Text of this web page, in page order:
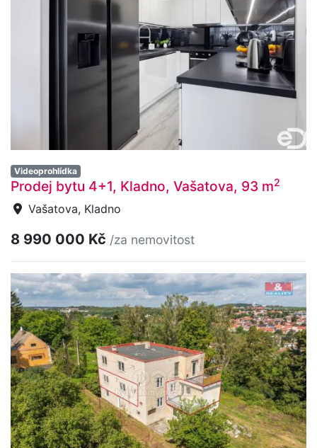
Videoprohlídka
Prodej bytu 4+1, Kladno, Vašatova, 93 m2
Vašatova, Kladno
8 990 000 Kč /za nemovitost